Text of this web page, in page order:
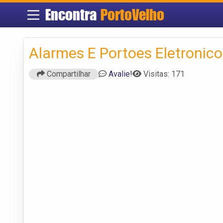
Encontra PortoVelho
Alarmes E Portoes
Compartilhar Avalie! Visitas: 171